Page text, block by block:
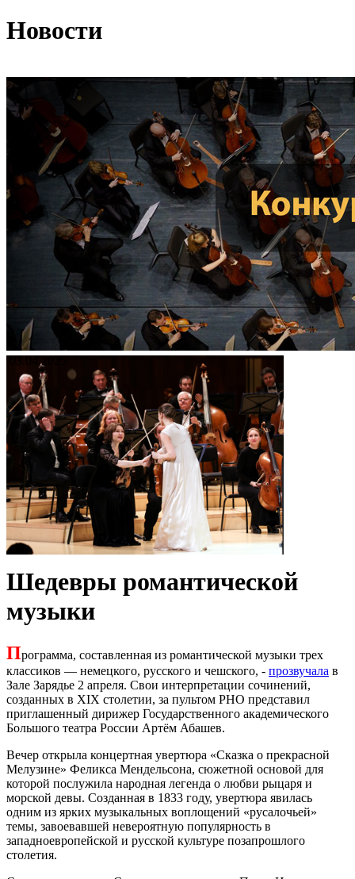
Новости
03.04.2025
Шедевры романтической
музыки
Программа, составленная из романтической музыки трех
классиков — немецкого, русского и чешского, - прозвучала в
Зале Зарядье 2 апреля. Свои интерпретации сочинений,
созданных в XIX столетии, за пультом РНО представил
приглашенный дирижер Государственного академического
Большого театра России Артём Абашев.
Вечер открыла концертная увертюра «Сказка о прекрасной
Мелузине» Феликса Мендельсона, сюжетной основой для
которой послужила народная легенда о любви рыцаря и
морской девы. Созданная в 1833 году, увертюра явилась
одним из ярких музыкальных воплощений «русалочьей»
темы, завоевавшей невероятную популярность в
западноевропейской и русской культуре позапрошлого
столетия.